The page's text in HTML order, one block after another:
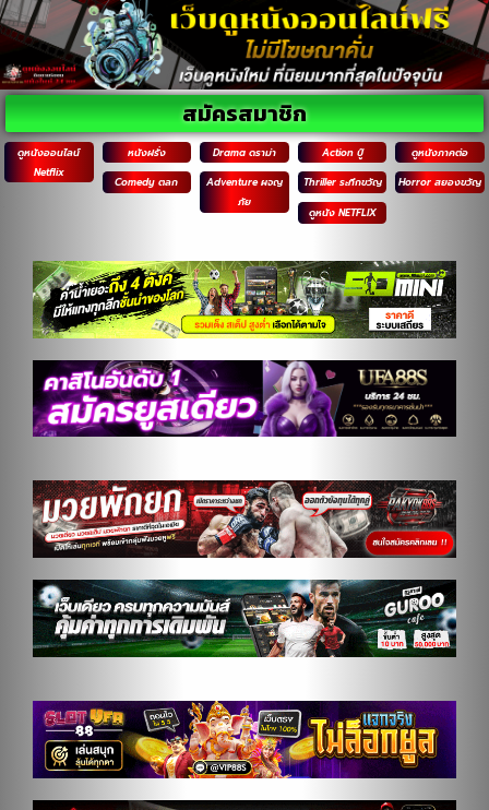
ดูหนังออนไลน์
Netflix
หนังฝรั่ง Drama ดราม่า Action บู๊
ดูหนังภาคต่อ
Comedy ตลก
Adventure ผจญ
ภัย
Thriller ระทึกขวัญ
Horror สยองขวัญ
ดูหนัง NETFLIX
สมัครสมาชิก